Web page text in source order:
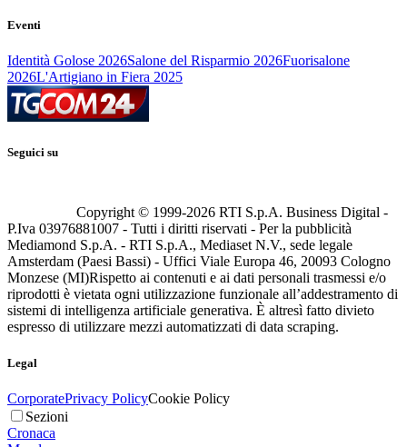
Eventi
Identità Golose 2026Salone del Risparmio 2026Fuorisalone
2026L'Artigiano in Fiera 2025
Seguici su
Copyright © 1999-2026 RTI S.p.A. Business Digital -
P.Iva 03976881007 - Tutti i diritti riservati - Per la pubblicità
Mediamond S.p.A. - RTI S.p.A., Mediaset N.V., sede legale
Amsterdam (Paesi Bassi) - Uffici Viale Europa 46, 20093 Cologno
Monzese (MI)Rispetto ai contenuti e ai dati personali trasmessi e/o
riprodotti è vietata ogni utilizzazione funzionale all’addestramento di
sistemi di intelligenza artificiale generativa. È altresì fatto divieto
espresso di utilizzare mezzi automatizzati di data scraping.
Legal
CorporatePrivacy PolicyCookie Policy
Sezioni
Cronaca